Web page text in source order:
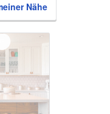
Nähe